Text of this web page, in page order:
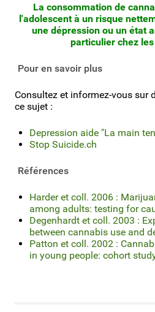
La consommation de
l'adolescent à un risque
une dépression ou un état
particulier chez
Pour en savoir plus
Consultez et informez-vous sur
ce sujet :
Depression aide "La main
Stop Suicide.ch
Références
Harder et coll. 2006 :
among adults: testing for
Degenhardt et coll. 2003 :
between cannabis use and
Patton et coll. 2002 :
in young people: cohort